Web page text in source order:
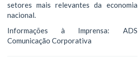
setores mais relevantes da economia
nacional.
Informações à Imprensa: ADS
Comunicação Corporativa